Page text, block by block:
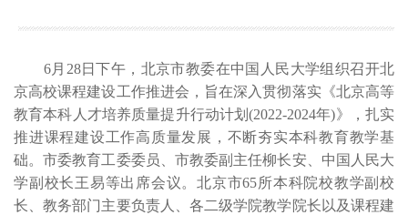
6月28日下午，北京市教委在中国人民大学组织召开北
京高校课程建设工作推进会，旨在深入贯彻落实《北京高等
教育本科人才培养质量提升行动计划(2022-2024年)》，扎实
推进课程建设工作高质量发展，不断夯实本科教育教学基
础。市委教育工委委员、市教委副主任柳长安、中国人民大
学副校长王易等出席会议。北京市65所本科院校教学副校
长、教务部门主要负责人、各二级学院教学院长以及课程建